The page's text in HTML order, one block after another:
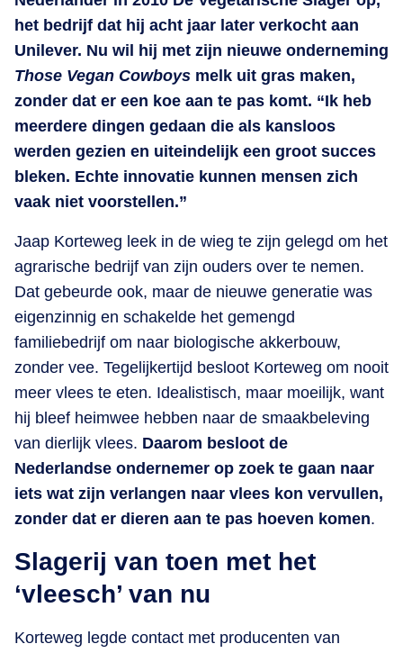
het bedrijf dat hij acht jaar later verkocht aan
Unilever. Nu wil hij met zijn nieuwe onderneming
Those Vegan Cowboys melk uit gras maken,
zonder dat er een koe aan te pas komt. “Ik heb
meerdere dingen gedaan die als kansloos
werden gezien en uiteindelijk een groot succes
bleken. Echte innovatie kunnen mensen zich
vaak niet voorstellen.”
Jaap Korteweg leek in de wieg te zijn gelegd om het
agrarische bedrijf van zijn ouders over te nemen.
Dat gebeurde ook, maar de nieuwe generatie was
eigenzinnig en schakelde het gemengd
familiebedrijf om naar biologische akkerbouw,
zonder vee. Tegelijkertijd besloot Korteweg om nooit
meer vlees te eten. Idealistisch, maar moeilijk, want
hij bleef heimwee hebben naar de smaakbeleving
van dierlijk vlees. Daarom besloot de
Nederlandse ondernemer op zoek te gaan naar
iets wat zijn verlangen naar vlees kon vervullen,
zonder dat er dieren aan te pas hoeven komen.
Slagerij van toen met het
‘vleesch’ van nu
Korteweg legde contact met producenten van